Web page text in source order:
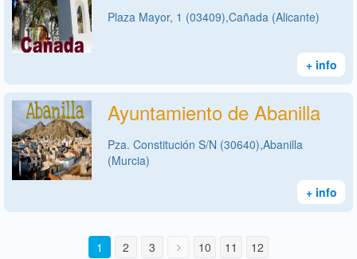
Plaza Mayor, 1 (03409),Cañada (Alicante)
+ info
Ayuntamiento de Abanilla
Pza. Constitución S/N (30640),Abanilla
(Murcia)
+ info
1 2 3 10 11 12